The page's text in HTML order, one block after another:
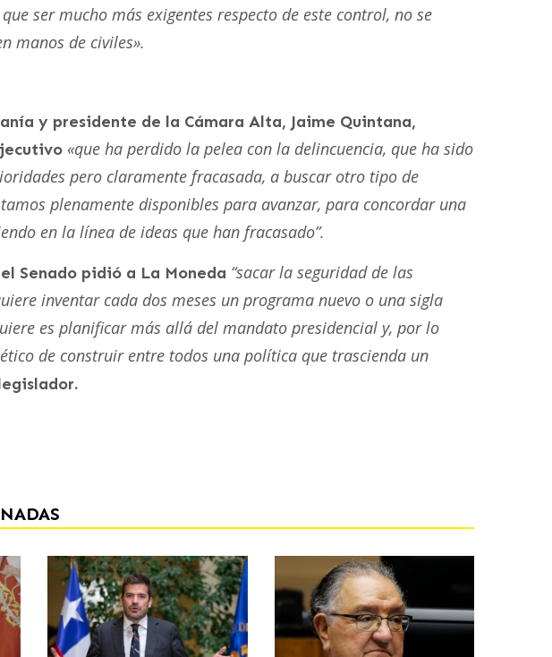
ser mucho más exigentes respecto de este control, no se
manos de civiles».
y presidente de la Cámara Alta, Jaime Quintana,
«que ha perdido la pelea con la delincuencia, que ha sido
pero claramente fracasada, a buscar otro tipo de
plenamente disponibles para avanzar, para concordar una
en la línea de ideas que han fracasado”.
Senado pidió a La Moneda “sacar la seguridad de las
inventar cada dos meses un programa nuevo o una sigla
es planificar más allá del mandato presidencial y, por lo
de construir entre todos una política que trascienda un